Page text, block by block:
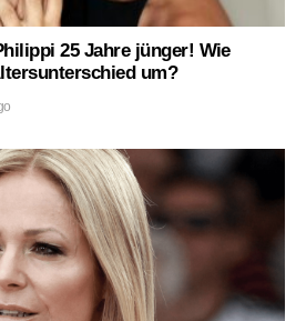
25 Jahre jünger! Wie
um?